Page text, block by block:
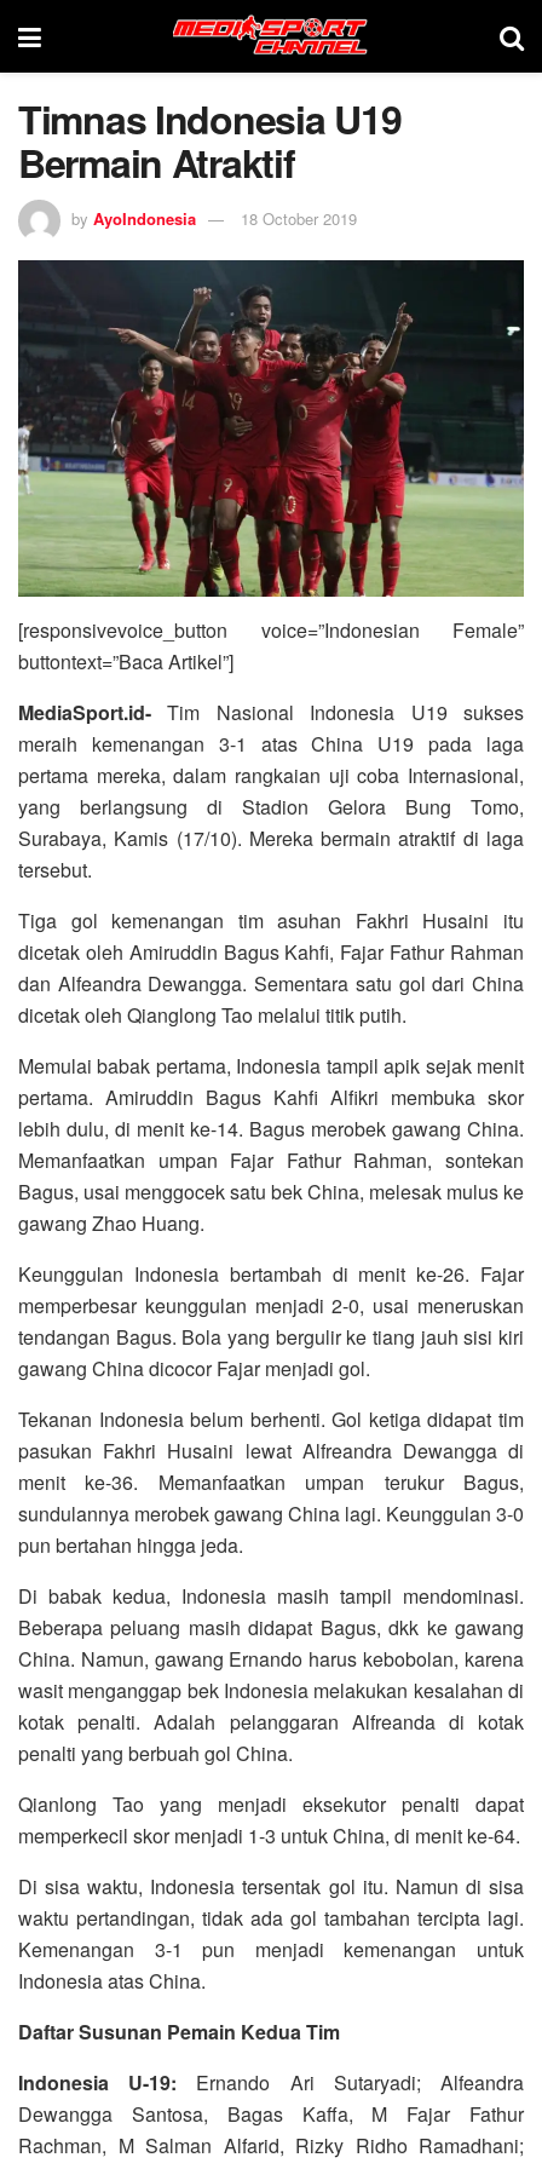
Timnas Indonesia U19
Bermain Atraktif
by AyoIndonesia 18 October 2019
[responsivevoice_button voice=”Indonesian Female”
buttontext=”Baca Artikel”]
MediaSport.id-Tim Nasional Indonesia U19 sukses
meraih kemenangan 3-1 atas China U19 pada laga
pertama mereka, dalam rangkaian uji coba Internasional,
yang berlangsung di Stadion Gelora Bung Tomo,
Surabaya, Kamis (17/10). Mereka bermain atraktif di laga
tersebut.
Tiga gol kemenangan tim asuhan Fakhri Husaini itu
dicetak oleh Amiruddin Bagus Kahfi, Fajar Fathur Rahman
dan Alfeandra Dewangga. Sementara satu gol dari China
dicetak oleh Qianglong Tao melalui titik putih.
Memulai babak pertama, Indonesia tampil apik sejak menit
pertama. Amiruddin Bagus Kahfi Alfikri membuka skor
lebih dulu, di menit ke-14. Bagus merobek gawang China.
Memanfaatkan umpan Fajar Fathur Rahman, sontekan
Bagus, usai menggocek satu bek China, melesak mulus ke
gawang Zhao Huang.
Keunggulan Indonesia bertambah di menit ke-26. Fajar
memperbesar keunggulan menjadi 2-0, usai meneruskan
tendangan Bagus. Bola yang bergulir ke tiang jauh sisi kiri
gawang China dicocor Fajar menjadi gol.
Tekanan Indonesia belum berhenti. Gol ketiga didapat tim
pasukan Fakhri Husaini lewat Alfreandra Dewangga di
menit ke-36. Memanfaatkan umpan terukur Bagus,
sundulannya merobek gawang China lagi. Keunggulan 3-0
pun bertahan hingga jeda.
Di babak kedua, Indonesia masih tampil mendominasi.
Beberapa peluang masih didapat Bagus, dkk ke gawang
China. Namun, gawang Ernando harus kebobolan, karena
wasit menganggap bek Indonesia melakukan kesalahan di
kotak penalti. Adalah pelanggaran Alfreanda di kotak
penalti yang berbuah gol China.
Qianlong Tao yang menjadi eksekutor penalti dapat
memperkecil skor menjadi 1-3 untuk China, di menit ke-64.
Di sisa waktu, Indonesia tersentak gol itu. Namun di sisa
waktu pertandingan, tidak ada gol tambahan tercipta lagi.
Kemenangan 3-1 pun menjadi kemenangan untuk
Indonesia atas China.
Daftar Susunan Pemain Kedua Tim
Indonesia U-19: Ernando Ari Sutaryadi; Alfeandra
Dewangga Santosa, Bagas Kaffa, M Fajar Fathur
Rachman, M Salman Alfarid, Rizky Ridho Ramadhani;